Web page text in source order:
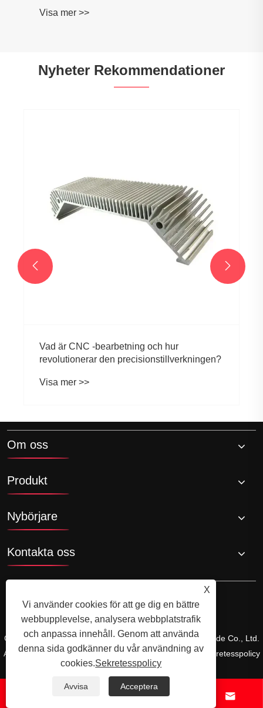
Visa mer >>
Nyheter Rekommendationer
Vad är CNC -bearbetning och hur
revolutionerar den precisionstillverkningen?
Visa mer >>
 
Om oss
Produkt
Nybörjare
Kontakta oss
Copyright © 2024 Xiamen Xiangxing Xin Industry and Trade Co., Ltd.
Alla rättigheter reserverade.Links Sitemap RSS XML Sekretesspolicy
 
X
Vi använder cookies för att ge dig en bättre
webbupplevelse, analysera webbplatstrafik
och anpassa innehåll. Genom att använda
denna sida godkänner du vår användning av
cookies.Sekretesspolicy
Avvisa Acceptera